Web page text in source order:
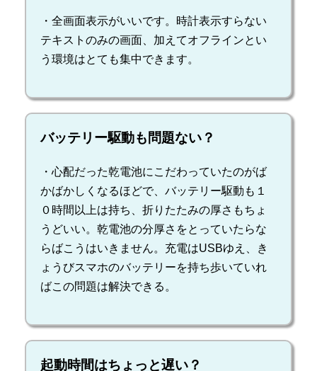
・全画面表示がいいです。時計表示すらない
テキストのみの画面、加えてオフラインとい
う環境はとても集中できます。
バッテリー駆動も問題ない？
・心配だった乾電池にこだわっていたのがば
かばかしくなるほどで、バッテリー駆動も１
０時間以上は持ち、折りたたみの厚さもちょ
うどいい。乾電池の分厚さをとっていたらな
らばこうはいきません。充電はUSBゆえ、き
ょうびスマホのバッテリーを持ち歩いていれ
ばこの問題は解決できる。
起動時間はちょっと遅い？